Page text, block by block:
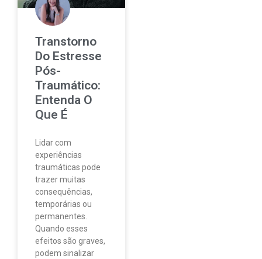
Transtorno
Do Estresse
Pós-
Traumático:
Entenda O
Que É
Lidar com
experiências
traumáticas pode
trazer muitas
consequências,
temporárias ou
permanentes.
Quando esses
efeitos são graves,
podem sinalizar